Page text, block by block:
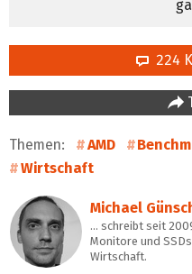
224
Themen: AMD
Wirtschaft
Michael
… schreibt seit
Monitore und
Wirtschaft.